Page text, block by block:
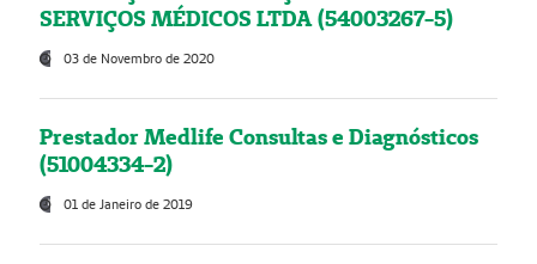
SERVIÇOS MÉDICOS LTDA (54003267-5)
03 de Novembro de 2020
Prestador Medlife Consultas e Diagnósticos
(51004334-2)
01 de Janeiro de 2019